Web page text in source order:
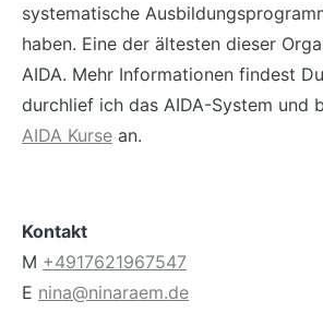
systematische
haben. Eine der ältesten dieser
AIDA. Mehr Informationen findest Du
durchlief ich das AIDA-System und
AIDA Kurse an.
Kontakt
M +4917621967547
E nina@ninaraem.de